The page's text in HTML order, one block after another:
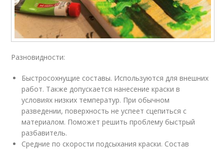
Разновидности:
Быстросохнущие составы. Используются для внешних
работ. Также допускается нанесение краски в
условиях низких температур. При обычном
разведении, поверхность не успеет сцепиться с
материалом. Поможет решить проблему быстрый
разбавитель.
Средние по скорости подсыхания краски. Состав